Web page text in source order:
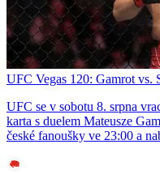
UFC Vegas 120: Gamrot vs.
UFC se v sobotu 8. srpna
karta s duelem Mateusze
české fanoušky ve 23:00 a